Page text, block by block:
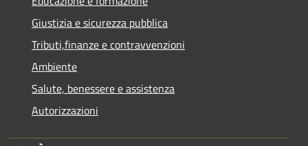
Giustizia e sicurezza pubblica
Tributi,finanze e contravvenzioni
Ambiente
Salute, benessere e assistenza
Autorizzazioni